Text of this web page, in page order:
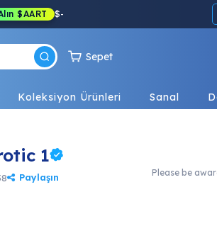
$AART $-
Sepet
Koleksiyon Ürünleri Sanal
1
Paylaşın Please be